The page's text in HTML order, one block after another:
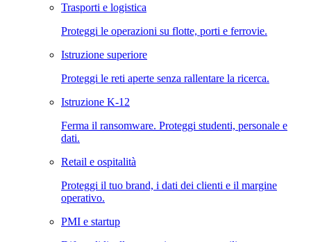
Trasporti e logistica
Proteggi le operazioni su flotte, porti e ferrovie.
Istruzione superiore
Proteggi le reti aperte senza rallentare la ricerca.
Istruzione K-12
Ferma il ransomware. Proteggi studenti, personale e
dati.
Retail e ospitalità
Proteggi il tuo brand, i dati dei clienti e il margine
operativo.
PMI e startup